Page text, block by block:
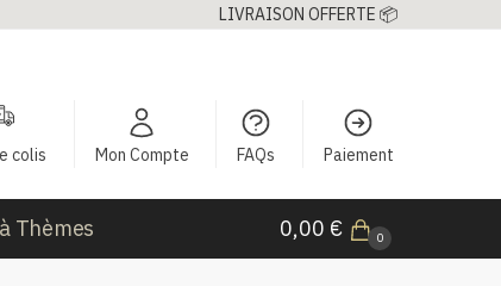
LIVRAISON OFFERTE 📦
colis Mon Compte FAQs Paiement
Thèmes 0,00 € 0